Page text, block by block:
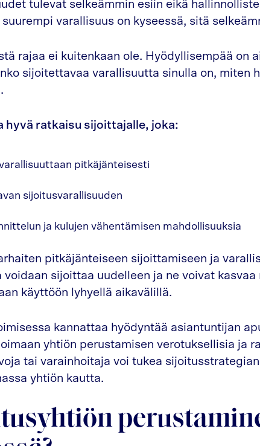
tulevat selkeämmin esiin eikä
varallisuus on kyseessä, sitä
rajaa ei kuitenkaan ole. Hyödyllisempää on
sijoitettavaa varallisuutta sinulla on, miten
hyvä ratkaisu sijoittajalle, joka:
pitkäjänteisesti
sijoitusvarallisuuden
ja kulujen vähentämisen mahdollisuuksia
pitkäjänteiseen sijoittamiseen ja
voidaan sijoittaa uudelleen ja ne voivat
käyttöön lyhyellä aikavälillä.
kannattaa hyödyntää asiantuntijan
yhtiön perustamisen verotuksellisia ja
tai varainhoitaja voi tukea
yhtiön kautta.